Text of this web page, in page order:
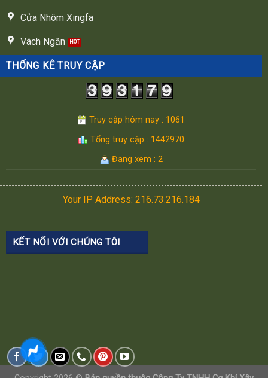
Cửa Nhôm Xingfa
Vách Ngăn
THỐNG KÊ TRUY CẬP
Truy cập hôm nay : 1061
Tổng truy cập : 1442970
Đang xem : 2
Your IP Address: 216.73.216.184
KẾT NỐI VỚI CHÚNG TÔI